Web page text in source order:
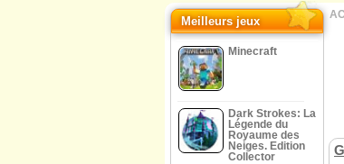
Meilleurs jeux
Minecraft
Dark Strokes: La
Légende du
Royaume des
Neiges. Edition
Collector